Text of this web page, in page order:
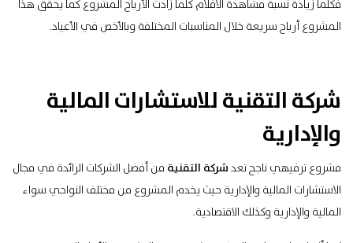
فكلما زيادة نسبة مشاهدة الافلام كلما زادت الأرباح المشروع كما يحقق هذا
المشروع أرباح سريعة خلال المناسبات المختلفة وبالأخص في الأعياد.
شركة التقنية للاستشارات المالية
والإدارية
مشروع ترفيهي ناجح تعدشركة التقنية من أفضل الشركات الرائدة في مجال
الاستشارات المالية والإدارية حيث يخدم المشروع من مختلف النواحي سواء
المالية والإدارية وكذلك الاقتصادية.